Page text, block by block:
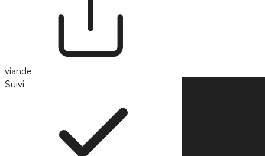
viande
Suivi